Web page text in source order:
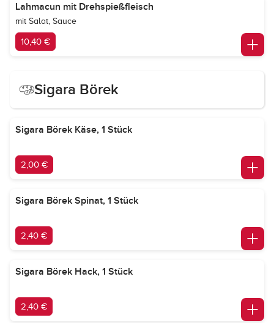
Lahmacun mit Drehspießfleisch
mit Salat, Sauce
10,40 €
Sigara Börek
Sigara Börek Käse, 1 Stück
2,00 €
Sigara Börek Spinat, 1 Stück
2,40 €
Sigara Börek Hack, 1 Stück
2,40 €